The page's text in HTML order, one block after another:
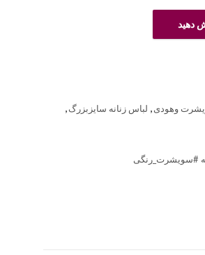
دهید
وهودی, لباس زنانه سایزبزرگ,
#سویشرت_رنگی